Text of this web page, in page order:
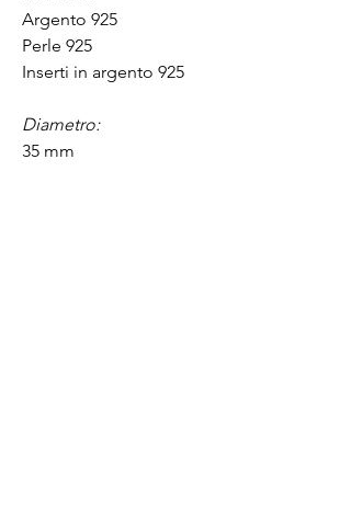
Argento 925
Perle 925
Inserti in argento 925
Diametro:
35 mm